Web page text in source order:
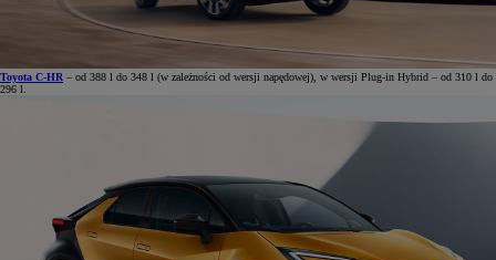
Toyota C-HR – od 388 l do 348 l (w zależności od wersji napędowej), w wersji Plug-in Hybrid – od 310 l do
296 l.